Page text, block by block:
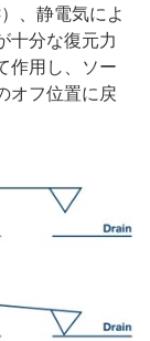
、静電気によ
十分な復元力
作用し、ソー
オフ位置に戻